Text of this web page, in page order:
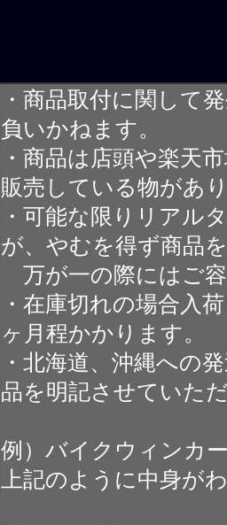
・商品取付に関して
負いかねます。
・商品は店頭や楽天
販売している物があ
・可能な限りリアル
が、やむを得ず商品
万が一の際にはご
・在庫切れの場合入
ヶ月程かかります。
・北海道、沖縄への
品を明記させていた
例）バイクウィンカ
上記のように中身が